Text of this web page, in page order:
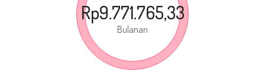
Rp9.771.765,33
Bulanan